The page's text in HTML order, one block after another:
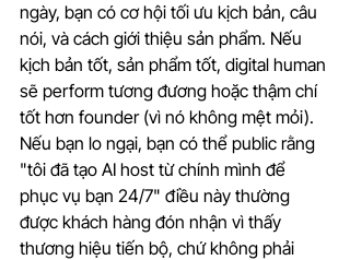
ngày, bạn có cơ hội tối ưu kịch bản, câu
nói, và cách giới thiệu sản phẩm. Nếu
kịch bản tốt, sản phẩm tốt, digital human
sẽ perform tương đương hoặc thậm chí
tốt hơn founder (vì nó không mệt mỏi).
Nếu bạn lo ngại, bạn có thể public rằng
"tôi đã tạo AI host từ chính mình để
phục vụ bạn 24/7" điều này thường
được khách hàng đón nhận vì thấy
thương hiệu tiến bộ, chứ không phải